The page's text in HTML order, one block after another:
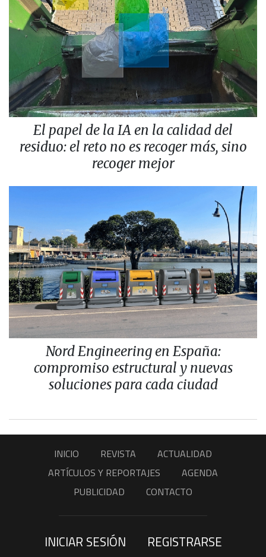
El papel de la IA en la calidad del
residuo: el reto no es recoger más, sino
recoger mejor
Nord Engineering en España:
compromiso estructural y nuevas
soluciones para cada ciudad
INICIO REVISTA
ACTUALIDAD
ARTÍCULOS Y REPORTAJES
AGENDA
PUBLICIDAD
CONTACTO
INICIAR SESIÓN
REGISTRARSE